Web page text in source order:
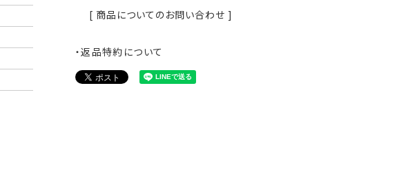
[ 商品についてのお問い合わせ ]
・返品特約について